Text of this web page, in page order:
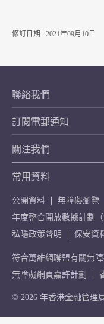
修訂日期 : 2021年09月10日
聯絡我們
訂閱電郵通知
關注我們
常用資料
公開資料
無障礙瀏覽
年度整合開放數據計劃（
私隱政策聲明
保安資
符合萬維網聯盟有關無
無障礙網頁嘉許計劃
© 2026 年香港金融管理